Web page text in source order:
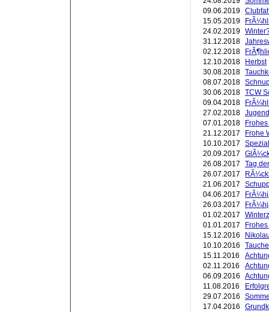
09.06.2019
15.05.2019
24.02.2019
31.12.2018
02.12.2018
12.10.2018
Herbst
30.08.2018
08.07.2018
30.06.2018 TCW
09.04.2018
27.02.2018
07.01.2018
21.12.2017
Frohe
10.10.2017
20.09.2017
26.08.2017
Tag
26.07.2017
21.06.2017
04.06.2017
26.03.2017
01.02.2017
01.01.2017
15.12.2016
10.10.2016
15.11.2016
02.11.2016
06.09.2016
11.08.2016
29.07.2016
17.04.2016